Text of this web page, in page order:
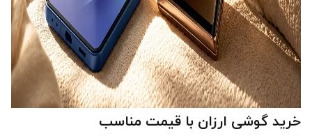
خرید گوشی ارزان با قیمت مناسب